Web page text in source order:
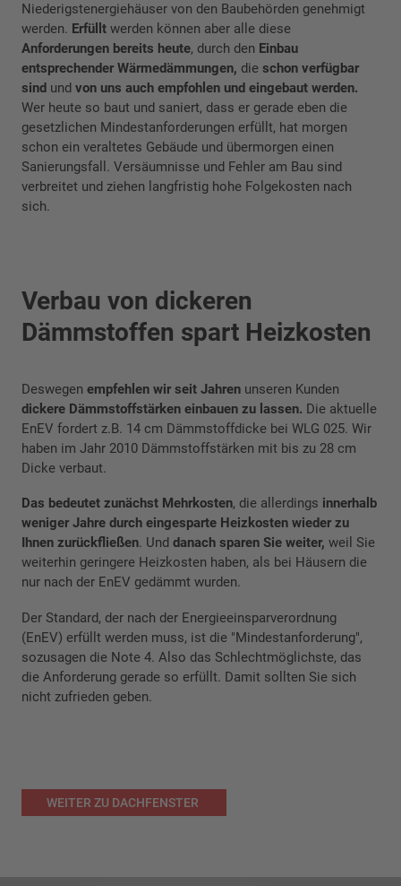
Niederigstenergiehäuser von den Baubehörden genehmigt
werden. Erfülltwerden können aber alle diese
Anforderungen bereits heute, durch den Einbau
entsprechender Wärmedämmungen, die schon verfügbar
sindund von uns auch empfohlen und eingebaut werden.
Wer heute so baut und saniert, dass er gerade eben die
gesetzlichen Mindestanforderungen erfüllt, hat morgen
schon ein veraltetes Gebäude und übermorgen einen
Sanierungsfall. Versäumnisse und Fehler am Bau sind
verbreitet und ziehen langfristig hohe Folgekosten nach
sich.
Verbau von dickeren
Dämmstoffen spart Heizkosten
Deswegen empfehlen wir seit Jahrenunseren Kunden
dickere Dämmstoffstärken einbauen zu lassen. Die aktuelle
EnEV fordert z.B. 14 cm Dämmstoffdicke bei WLG 025. Wir
haben im Jahr 2010 Dämmstoffstärken mit bis zu 28 cm
Dicke verbaut.
Das bedeutet zunächst Mehrkosten, die allerdings innerhalb
weniger Jahre durch eingesparte Heizkosten wieder zu
Ihnen zurückfließen. Und danach sparen Sie weiter, weil Sie
weiterhin geringere Heizkosten haben, als bei Häusern die
nur nach der EnEV gedämmt wurden.
Der Standard, der nach der Energieeinsparverordnung
(EnEV) erfüllt werden muss, ist die "Mindestanforderung",
sozusagen die Note 4. Also das Schlechtmöglichste, das
die Anforderung gerade so erfüllt. Damit sollten Sie sich
nicht zufrieden geben.
WEITER ZU DACHFENSTER